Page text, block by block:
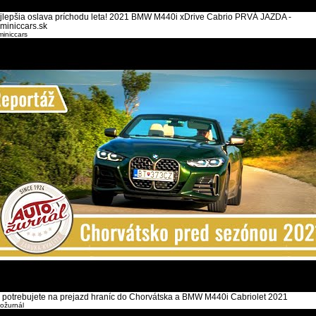
oslava príchodu leta! 2021 BMW M440i xDrive Cabrio PRVÁ JAZDA -
potrebujete na prejazd hraníc do Chorvátska a BMW M440i Cabriolet 2021